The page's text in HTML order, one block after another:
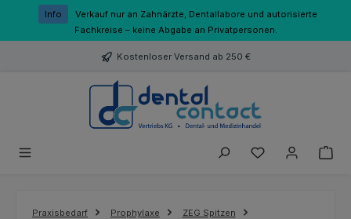
Zum Hauptinhalt springen
Info
Verkauf nur an Zahnärzte, Dentallabore und autorisierte
Fachkreise – keine Abgabe an Privatpersonen.
Kostenloser Versand ab 250 €
Du hast 0
Praxisbedarf Prophylaxe
ZEG Spitzen